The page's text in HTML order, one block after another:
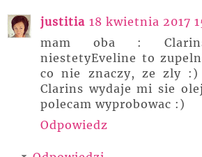
justitia 18 kwietnia 2017
mam oba :
niestetyEveline to
co nie znaczy, ze zly
Clarins wydaje mi sie
polecam wyprobowac :)
Odpowiedz